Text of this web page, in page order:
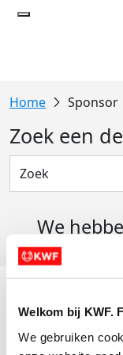
Welkom bij KWF.
We gebruiken
Sponsor
Zoek een
We
Evenementen